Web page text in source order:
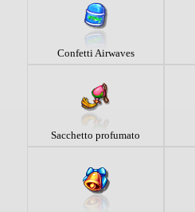
Confetti Airwaves
Sacchetto profumato